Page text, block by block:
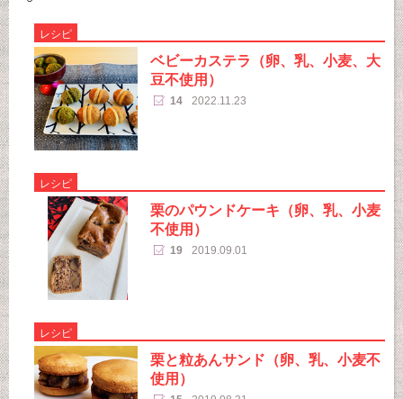
レシピ
ベビーカステラ（卵、乳、小麦、大
豆不使用）
14 2022.11.23
レシピ
栗のパウンドケーキ（卵、乳、小麦
不使用）
19 2019.09.01
レシピ
栗と粒あんサンド（卵、乳、小麦不
使用）